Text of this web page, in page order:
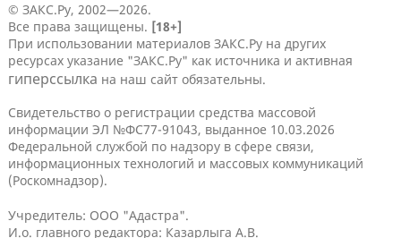
© ЗАКС.Ру, 2002—2026.
Все права защищены. [18+]
При использовании материалов ЗАКС.Ру на других
ресурсах указание "ЗАКС.Ру" как источника и активная
гиперссылка на наш сайт обязательны.
Свидетельство о регистрации средства массовой
информации ЭЛ №ФС77-91043, выданное 10.03.2026
Федеральной службой по надзору в сфере связи,
информационных технологий и массовых коммуникаций
(Роскомнадзор).
Учредитель: ООО "Адастра".
И.о. главного редактора: Казарлыга А.В.